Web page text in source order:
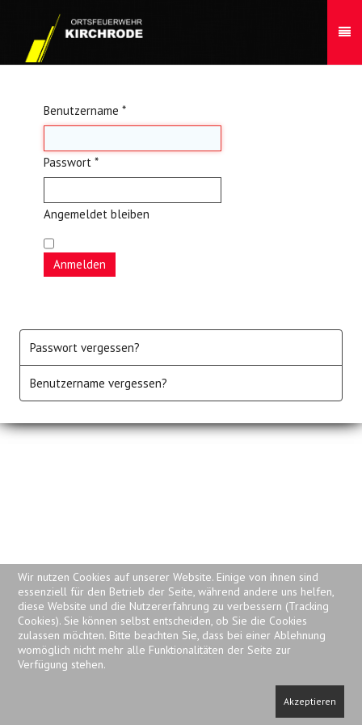
Benutzername *
Passwort*
Angemeldet bleiben
Anmelden
Passwort vergessen?
Benutzername vergessen?
Wir nutzen Cookies auf unserer Website. Einige von ihnen sind
essenziell für den Betrieb der Seite, während andere uns helfen,
diese Website und die Nutzererfahrung zu verbessern (Tracking
Cookies). Sie können selbst entscheiden, ob Sie die Cookies
zulassen möchten. Bitte beachten Sie, dass bei einer Ablehnung
womöglich nicht mehr alle Funktionalitäten der Seite zur
Verfügung stehen.
Akzeptieren